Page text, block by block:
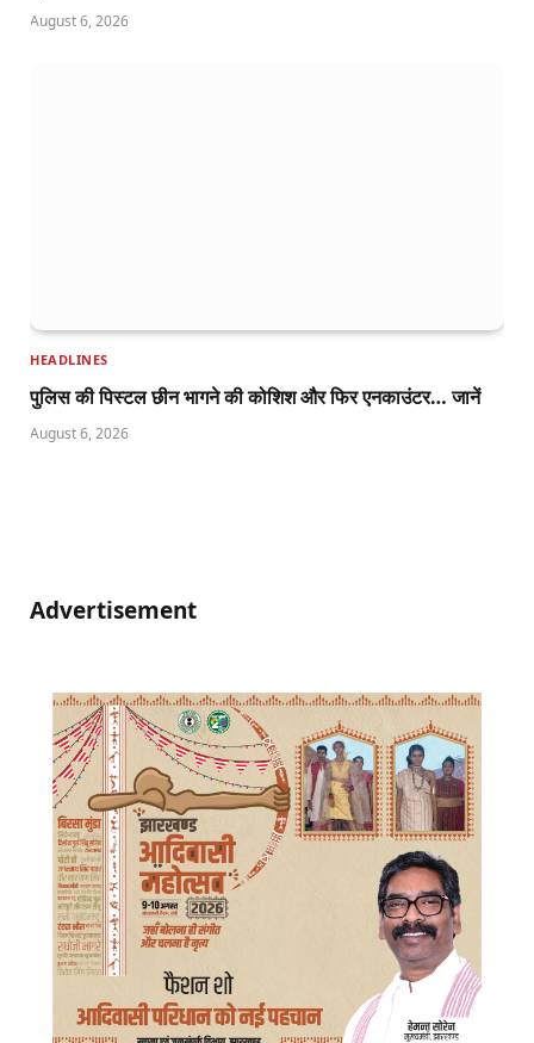
August 6, 2026
HEADLINES
पुलिस की पिस्टल छीन भागने की कोशिश और फिर एनकाउंटर… जानें
August 6, 2026
Advertisement